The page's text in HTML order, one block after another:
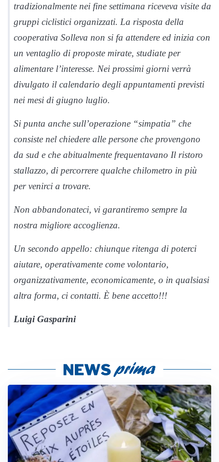
tradizionalmente nei fine settimana riceveva visite da
gruppi ciclistici organizzati. La risposta della
cooperativa Solleva non si fa attendere ed inizia con
un ventaglio di proposte mirate, studiate per
alimentare l’interesse. Nei prossimi giorni verrà
divulgato il calendario degli appuntamenti previsti
nei mesi di giugno luglio.
Si punta anche sull’operazione “simpatia” che
consiste nel chiedere alle persone che provengono
da sud e che abitualmente frequentavano Il ristoro
stallazzo, di percorrere qualche chilometro in più
per venirci a trovare.
Non abbandonateci, vi garantiremo sempre la
nostra migliore accoglienza.
Un secondo appello: chiunque ritenga di poterci
aiutare, operativamente come volontario,
organizzativamente, economicamente, o in qualsiasi
altra forma, ci contatti. È bene accetto!!!
Luigi Gasparini